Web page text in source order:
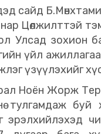
сайд
Цөлжилттэй
Улсад зохион
үйл
үзүүлэхийг
Ноён Жорж
тулгамдаж
эрэлхийлэхэд